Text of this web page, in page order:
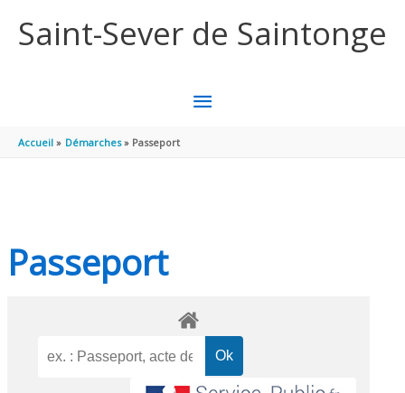
Saint-Sever de Saintonge
MENU
Accueil Démarches Passeport
Passeport